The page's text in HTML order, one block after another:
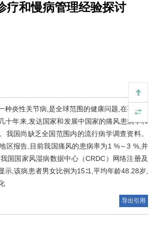
疗和慢病管理经验探讨
种炎性关节病,是全球范围的健康问题,在不同地
十年来,发达国家和发展中国家的痛风患病率和
我国尚缺乏全国范围内的流行病学调查资料。
区报告,目前我国痛风的患病率为1 %～3 %,并
国国家风湿病数据中心（CRDC）网络注册及
示,该病患者男女比例为15∶1,平均年龄48.28岁,
导出引用